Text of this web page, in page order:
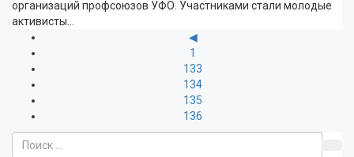
организаций профсоюзов УФО. Участниками стали молодые
активисты…
◀
1
133
134
135
136